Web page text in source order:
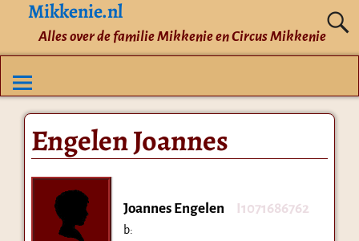
Mikkenie.nl
Alles over de familie Mikkenie en Circus Mikkenie
Engelen Joannes
Joannes Engelen I1071686762
b: